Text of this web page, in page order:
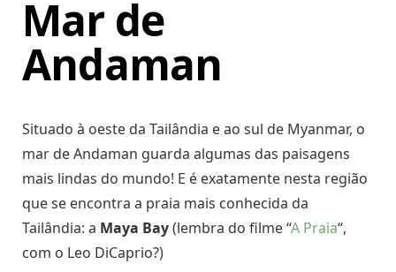
Mar de
Andaman
Situado à oeste da Tailândia e ao sul de Myanmar, o
mar de Andaman guarda algumas das paisagens
mais lindas do mundo! E é exatamente nesta região
que se encontra a praia mais conhecida da
Tailândia: a Maya Bay(lembra do filme “A Praia“,
com o Leo DiCaprio?)